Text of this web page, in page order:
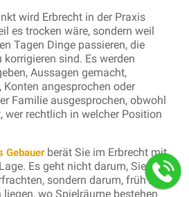
wird Erbrecht in der Praxis
es trocken wäre, sondern weil
Tagen Dinge passieren, die
sind. Es werden
Aussagen gemacht,
Konten angesprochen oder
Familie ausgesprochen, obwohl
wer rechtlich in welcher Position
Gebauerberät Sie im Erbrecht mit
Es geht nicht darum, Sie mit
sondern darum, früh zu
liegen, wo Spielräume bestehen